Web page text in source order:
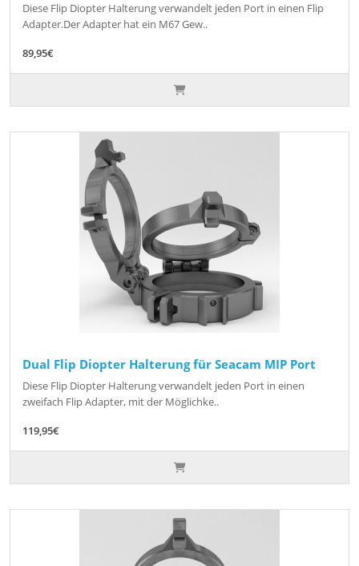
Diese Flip Diopter Halterung verwandelt jeden Port in einen Flip
Adapter.Der Adapter hat ein M67 Gew..
89,95€
Dual Flip Diopter Halterung für Seacam MIP Port
Diese Flip Diopter Halterung verwandelt jeden Port in einen
zweifach Flip Adapter, mit der Möglichke..
119,95€